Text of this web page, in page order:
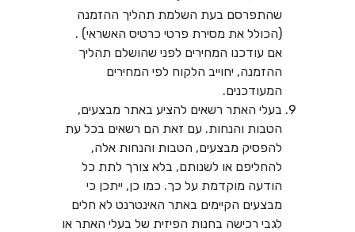
שהתפרסם בעת השלמת תהליך ההזמנה
(הכולל את מסירת פרטי כרטיס האשראי) .
אם עודכנו המחירים לפני שהושלם תהליך
ההזמנה, יחוייב הלקוח לפי המחירים
המעודכנים.
בעלי האתר רשאים להציע באתר מבצעים,
הטבות והנחות. עם זאת הם רשאים בכל עת
להפסיק מבצעים, הטבות והנחות אלה,
להחליפם או לשנותם, בלא צורך לתת כל
הודעה מוקדמת על כך. כמו כן, ייתכן כי
מבצעים הקיימים באתר האינטרנט לא חלים
לגבי רכישה בחנות הפיזית של בעלי האתר או